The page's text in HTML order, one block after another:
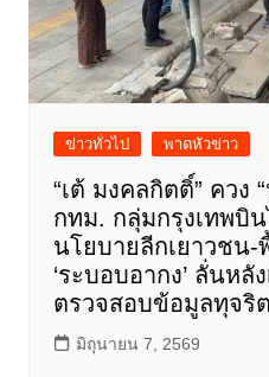
ข่าวทั่วไป พาดหัวข่าว
“เต้ มงคลกิตติ์” ควง
กทม. กลุ่มกรุงเทพบิ
นโยบายลีกเยาวชน
‘ระบอบอากง’ ลั่นหลั
ตรวจสอบข้อมูลทุจริต
มิถุนายน 7, 2569